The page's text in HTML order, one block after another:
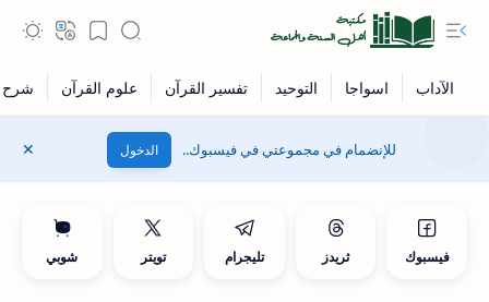
للإنضمام في مجموعتي في فيسبوك.. الدخول
فيسبوك ثريدز تليجرام تويتر شوبي